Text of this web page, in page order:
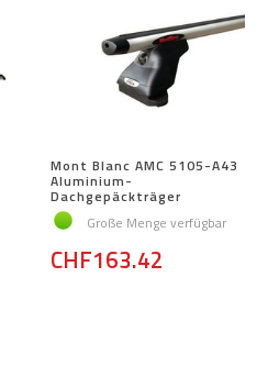
Mont Blanc AMC 5105-A43
Aluminium-
Dachgepäckträger
Große Menge verfügbar
CHF163.42